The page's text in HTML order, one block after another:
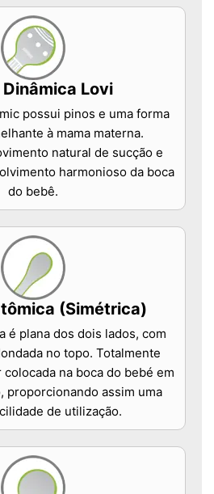
Lovi
possui pinos e uma forma
à mama materna.
natural de sucção e
harmonioso da boca
do bebê.
(Simétrica)
é plana dos dois lados, com
no topo. Totalmente
na boca do bebé em
proporcionando assim uma
de utilização.